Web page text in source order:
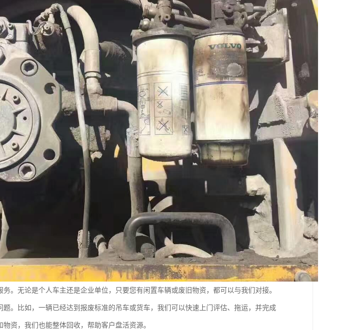
。无论是个人车主还是企业单位，只要您有闲置车辆或废旧物资，都可以与我们对接。
。比如，一辆已经达到报废标准的吊车或货车，我们可以快速上门评估、拖运，并完成
资，我们也能整体回收，帮助客户盘活资源。